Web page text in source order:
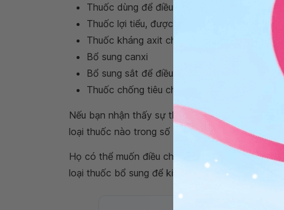
Thuốc dùng để điều trị bệnh Parkinson
Thuốc lợi tiểu, được sử dụng để giúp thận
Thuốc kháng axit cho dạ dày, đặc biệt là
Bổ sung canxi
Bổ sung sắt để điều trị thiếu máu
Thuốc chống tiêu chảy
Nếu bạn nhận thấy sự thay đổi về tần suất
loại thuốc nào trong số này, hãy giải quyết mối
Họ có thể muốn điều chỉnh thuốc của bạn,
loại thuốc bổ sung để kiểm soát các triệu chứng